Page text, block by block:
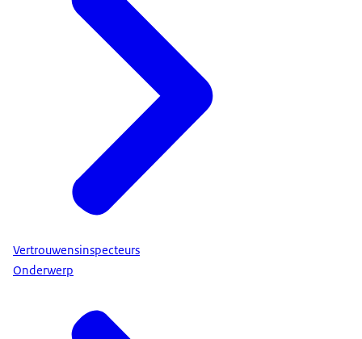
Vertrouwensinspecteurs
Onderwerp